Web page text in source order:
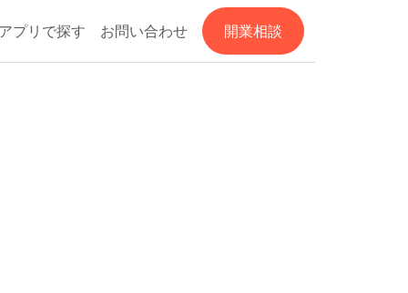
プリで探す お問い合わせ 開業相談